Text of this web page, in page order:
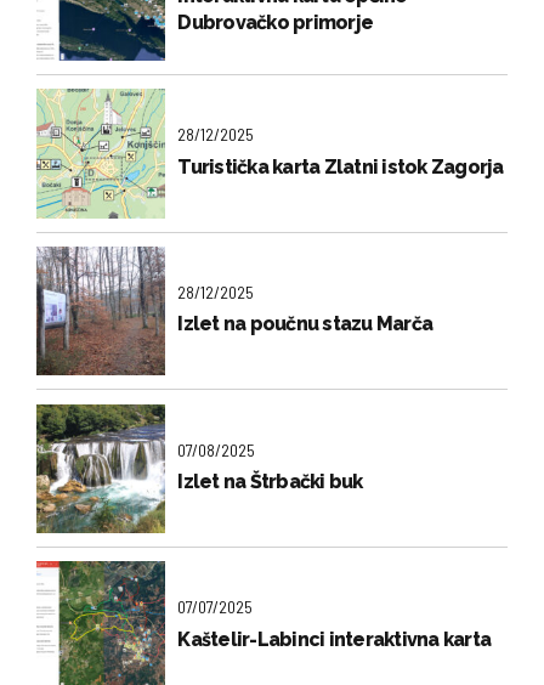
Dubrovačko primorje
28/12/2025
Turistička karta Zlatni istok Zagorja
28/12/2025
Izlet na poučnu stazu Marča
07/08/2025
Izlet na Štrbački buk
07/07/2025
Kaštelir-Labinci interaktivna karta